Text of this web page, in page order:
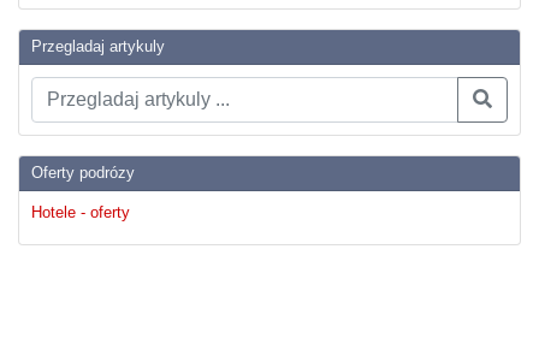
Przegladaj artykuly
Oferty podrózy
Hotele - oferty